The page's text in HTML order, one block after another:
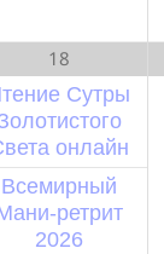
18
Сутры
онлайн
Всемирный
ретрит
2026